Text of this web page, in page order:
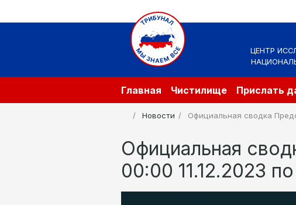
ЦЕНТР
Главная Чистилище Прислать
Новости Официальная сводка
Официальная
00:00 11.12.2023